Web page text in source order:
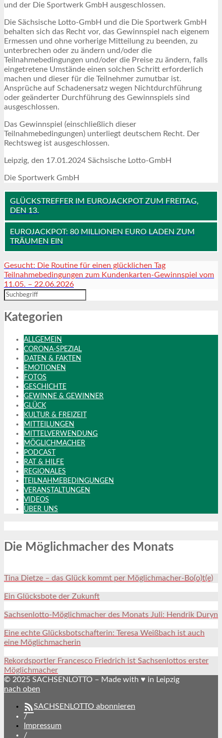
und der Die Sportwerk GmbH ausgeschlossen.
Die Sächsische Lotto-GmbH und die Die Sportwerk GmbH
behalten sich das Recht vor, das Gewinnspiel nach eigenem
Ermessen und ohne vorherige Mitteilung zu beenden, zu
unterbrechen oder zu ändern und/oder die
Teilnahmebedingungen und/oder die Preise zu ändern, falls
eingetretene Umstände einen solchen Schritt erforderlich
machen und dieser für die Teilnehmer zumutbar ist.
Ansprüche auf Schadenersatz wegen Nichtdurchführung
oder geänderter Durchführung des Gewinnspiels sind
ausgeschlossen.
Das Gewinnspiel (einschließlich dieser
Teilnahmebedingungen) unterliegt deutschem Recht. Der
Rechtsweg ist ausgeschlossen.
Leipzig, den 17.01.2024 Sächsische Lotto-GmbH
Die Sportwerk GmbH
GLÜCKSTREFFER IM EUROJACKPOT ZUM FREITAG,
DEN 13.
EUROJACKPOT: 80 MILLIONEN EURO LADEN ZUM
TRÄUMEN EIN
Gesucht: Die Routine für einen glücklichen Tag
Teilnahmebedingungen zum Kundenkarten-Gewinnspiel vom
11.05. – 22.06.2026
Kategorien
ALLGEMEIN
CORONA-SPEZIAL
DATEN & FAKTEN
EMOTIONEN
FOTOS
GESCHICHTE
GEWINNE & GEWINNER
GLÜCK
KULTUR & FREIZEIT
MITTEILUNGEN
MITTELVERWENDUNG
MÖGLICHMACHER
PODCAST
RAT & HILFE
REGIONALES
TEILNAHMEBEDINGUNGEN
VERANSTALTUNGEN
VIDEOS
ÜBER UNS
Die Möglichmacher des Monats
Tina Dietze – das Glück kommt per Möglichmacher-Bo(o)t(e)
Ein Glücksbote der Zukunft
Sachsenlotto-Möglichmacher des Monats Juli: Hendrik Duryn
Eine echte Glücksbotschafterin: Teresa Weißbach ist auch
eine Möglichmacherin
Rekordsportler Francesco Friedrich ist Sachsenlottos erster
Möglichmacher
© 2025 SACHSENLOTTO – Made with ♥ in Leipzig
nach oben
SACHSENLOTTO abonnieren
/
Impressum
/